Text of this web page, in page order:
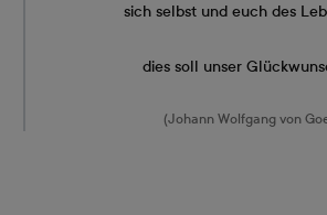
sich selbst und euch des
dies soll unser
(Johann Wolfgang von